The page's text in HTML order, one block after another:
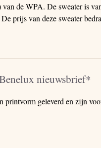
de WPA. De sweater is
prijs van deze sweater
nieuwsbrief*
printvorm geleverd en zijn